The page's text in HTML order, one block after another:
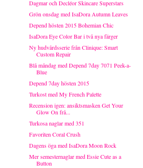
Dagmar och Decléor Skincare Superstars
Grön onsdag med IsaDora Autumn Leaves
Depend hösten 2015 Bohemian Chic
IsaDora Eye Color Bar i två nya färger
Ny hudvårdsserie från Clinique: Smart
Custom Repair
Blå måndag med Depend 7day 7071 Peek-a-
Blue
Depend 7day hösten 2015
Turkost med My French Palette
Recension igen: ansiktsmasken Get Your
Glow On frå...
Turkosa naglar med 351
Favoriten Coral Crush
Dagens öga med IsaDora Moon Rock
Mer semesternaglar med Essie Cute as a
Button